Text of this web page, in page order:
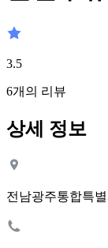
3.5
6개의 리뷰
상세 정보
전남광주통합특